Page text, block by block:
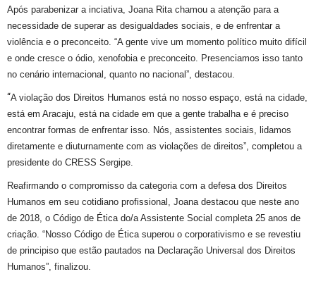
Após parabenizar a inciativa, Joana Rita chamou a atenção para a
necessidade de superar as desigualdades sociais, e de enfrentar a
violência e o preconceito. “A gente vive um momento político muito difícil
e onde cresce o ódio, xenofobia e preconceito. Presenciamos isso tanto
no cenário internacional, quanto no nacional”, destacou.
“A violação dos Direitos Humanos está no nosso espaço, está na cidade,
está em Aracaju, está na cidade em que a gente trabalha e é preciso
encontrar formas de enfrentar isso. Nós, assistentes sociais, lidamos
diretamente e diuturnamente com as violações de direitos”, completou a
presidente do CRESS Sergipe.
Reafirmando o compromisso da categoria com a defesa dos Direitos
Humanos em seu cotidiano profissional, Joana destacou que neste ano
de 2018, o Código de Ética do/a Assistente Social completa 25 anos de
criação. “Nosso Código de Ética superou o corporativismo e se revestiu
de principiso que estão pautados na Declaração Universal dos Direitos
Humanos”, finalizou.